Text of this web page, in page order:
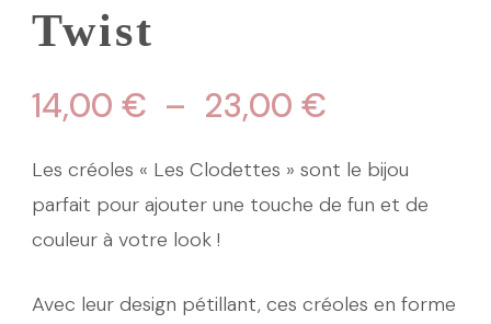
Twist
14,00 € – 23,00 €
de
prix :
à
Les créoles « Les Clodettes » sont le bijou
parfait pour ajouter une touche de fun et de
couleur à votre look !
Avec leur design pétillant, ces créoles en forme